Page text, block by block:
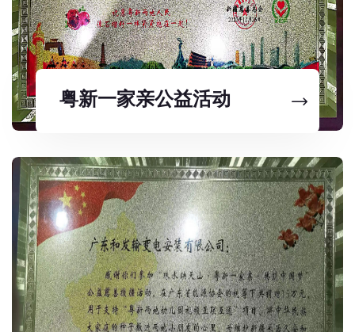
粤新一家亲公益活动